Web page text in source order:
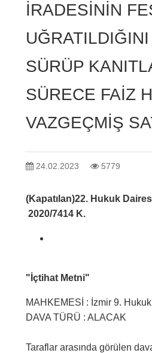
İRADESİNİN
SÜRÜP
SÜRECE FAİZ
VAZGEÇMİŞ
24.02.2023 5779
(Kapatılan)22. Hukuk
2020/7414 K.
"İçtihat Metni"
MAHKEMESİ : İzmir 9.
DAVA TÜRÜ : ALACAK
Taraflar arasında görülen